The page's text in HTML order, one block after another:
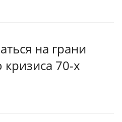
на грани
кризиса 70-х